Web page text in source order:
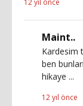
12 yıl önce
Maint..
Kardesim
ben
hikaye ...
12 yıl önce